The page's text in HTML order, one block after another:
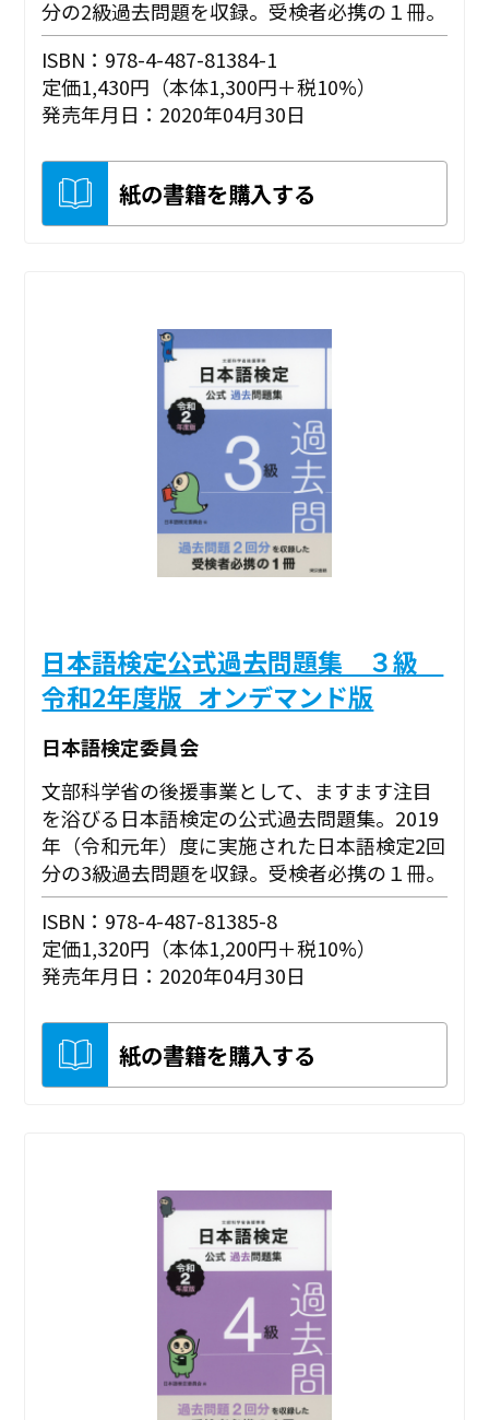
分の2級過去問題を収録。受検者必携の１冊。
ISBN：978-4-487-81384-1
定価1,430円（本体1,300円＋税10%）
発売年月日：2020年04月30日
紙の書籍を購入する
日本語検定公式過去問題集 ３級
令和2年度版_オンデマンド版
日本語検定委員会
文部科学省の後援事業として、ますます注目
を浴びる日本語検定の公式過去問題集。2019
年（令和元年）度に実施された日本語検定2回
分の3級過去問題を収録。受検者必携の１冊。
ISBN：978-4-487-81385-8
定価1,320円（本体1,200円＋税10%）
発売年月日：2020年04月30日
紙の書籍を購入する